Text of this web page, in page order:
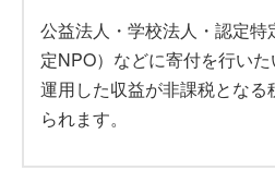
公益法人・学校法人・認定
定NPO）などに寄付を行いた
運用した収益が非課税とな
られます。